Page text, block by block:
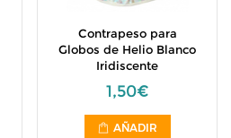
Contrapeso para
Globos de Helio Blanco
Iridiscente
1,50€
AÑADIR